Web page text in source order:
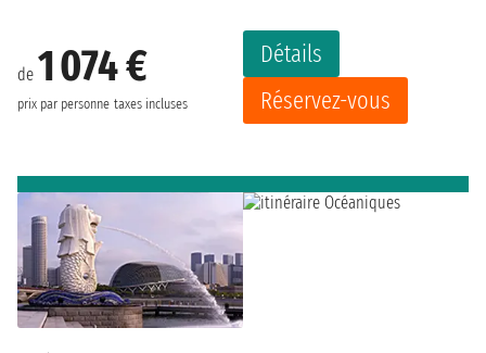
de 1 074 €
prix par personne taxes incluses
Détails
Réservez-vous